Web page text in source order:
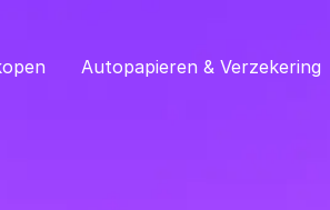
Autopapieren & Verzekering